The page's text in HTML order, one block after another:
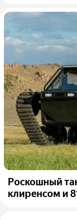
Роскошный
клиренсом и